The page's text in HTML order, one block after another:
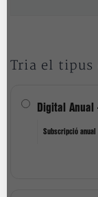
Tria el tipus
Digital Anual
Subscripció